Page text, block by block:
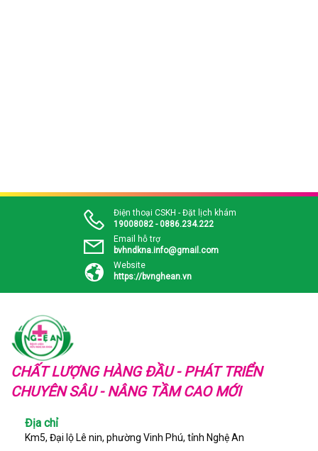
Điện thoại CSKH - Đặt lịch khám
19008082 - 0886.234.222
Email hỗ trợ
bvhndkna.info@gmail.com
Website
https://bvnghean.vn
CHẤT LƯỢNG HÀNG ĐẦU - PHÁT TRIỂN
CHUYÊN SÂU - NÂNG TẦM CAO MỚI
Địa chỉ
Km5, Đại lộ Lê nin, phường Vinh Phú, tỉnh Nghệ An